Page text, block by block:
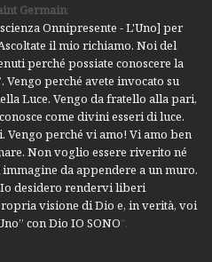
Germain:
Onnipresente - L'Uno] per
il mio richiamo. Noi del
perché possiate conoscere la
Vengo perché avete invocato su
Luce. Vengo da fratello alla pari,
come divini esseri di luce.
Vengo perché vi amo! Vi amo ben
Non voglio essere riverito né
da appendere a un muro.
desidero rendervi liberi
visione di Dio e, in verità, voi
con Dio IO SONO".